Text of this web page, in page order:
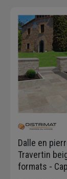
Dalle en
Travertin
formats -